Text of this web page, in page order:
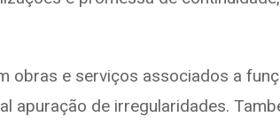
obras e serviços associados a
apuração de irregularidades.